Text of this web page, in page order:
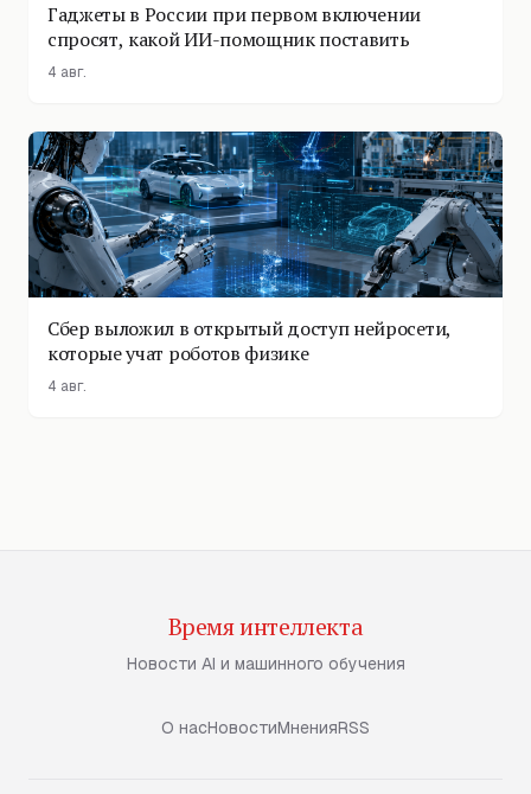
Гаджеты в России при первом включении
спросят, какой ИИ-помощник поставить
4 авг.
Сбер выложил в открытый доступ нейросети,
которые учат роботов физике
4 авг.
Время интеллекта
Новости AI и машинного обучения
О насНовостиМненияRSS